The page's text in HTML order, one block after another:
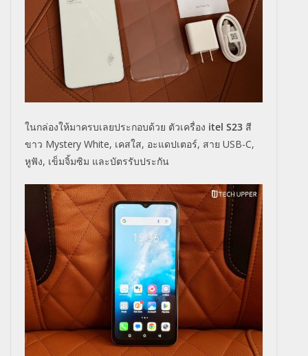
ในกล่องให้มาครบเลยประกอบด้วย ตัวเครื่อง itel S23 สี
ขาว Mystery White, เคสใส, อะแดปเตอร์, สาย USB-C,
หูฟัง, เข็มจิ้มซิม และบัตรรับประกัน